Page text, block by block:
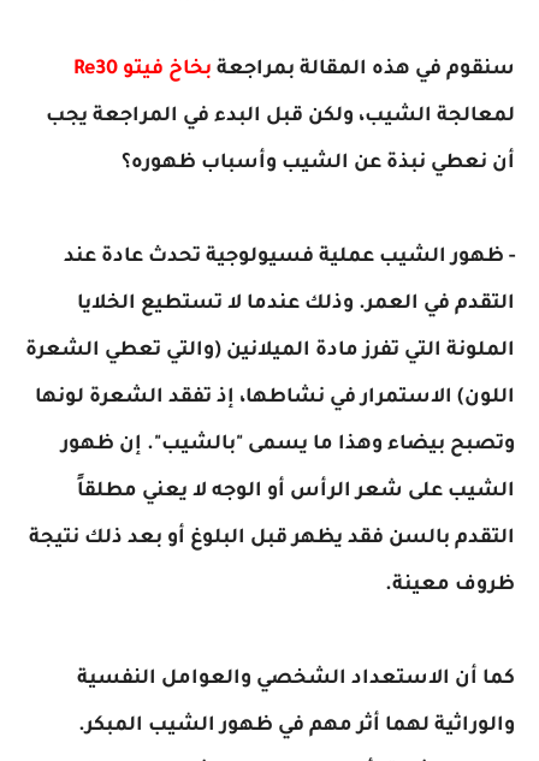
سنقوم في هذه المقالة بمراجعة بخاخ فيتو Re30
لمعالجة الشيب، ولكن قبل البدء في المراجعة يجب
أن نعطي نبذة عن الشيب وأسباب ظهوره؟
- ظهور الشيب عملية فسيولوجية تحدث عادة عند
التقدم في العمر. وذلك عندما لا تستطيع الخلايا
الملونة التي تفرز مادة الميلانين (والتي تعطي الشعرة
اللون) الاستمرار في نشاطها، إذ تفقد الشعرة لونها
وتصبح بيضاء وهذا ما يسمى "بالشيب". إن ظهور
الشيب على شعر الرأس أو الوجه لا يعني مطلقاً
التقدم بالسن فقد يظهر قبل البلوغ أو بعد ذلك نتيجة
ظروف معينة.
كما أن الاستعداد الشخصي والعوامل النفسية
والوراثية لهما أثر مهم في ظهور الشيب المبكر.